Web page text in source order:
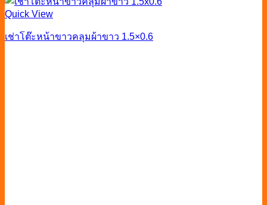
Quick View
เช่าโต๊ะหน้าขาวคลุมผ้าขาว 1.5×0.6